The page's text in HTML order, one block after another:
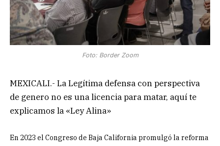
Foto: Border Zoom
MEXICALI.- La Legítima defensa con perspectiva
de genero no es una licencia para matar, aquí te
explicamos la «Ley Alina»
En 2023 el Congreso de Baja California promulgó la reforma